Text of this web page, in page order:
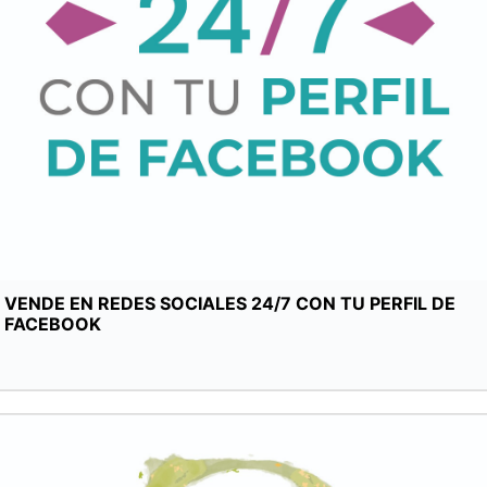
VENDE EN REDES SOCIALES 24/7 CON TU PERFIL DE
FACEBOOK